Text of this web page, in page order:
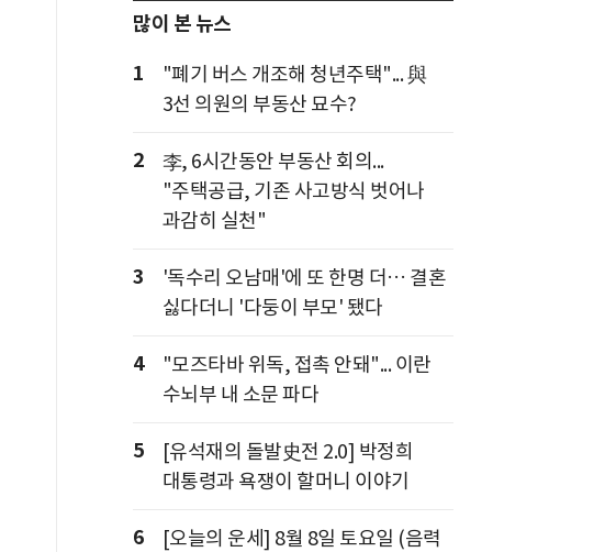
많이 본 뉴스
1
"폐기 버스 개조해 청년주택"... 與
3선 의원의 부동산 묘수?
2
李, 6시간동안 부동산 회의...
"주택공급, 기존 사고방식 벗어나
과감히 실천"
3
'독수리 오남매'에 또 한명 더… 결혼
싫다더니 '다둥이 부모' 됐다
4
"모즈타바 위독, 접촉 안돼"... 이란
수뇌부 내 소문 파다
5
[유석재의 돌발史전 2.0] 박정희
대통령과 욕쟁이 할머니 이야기
6
[오늘의 운세] 8월 8일 토요일 (음력